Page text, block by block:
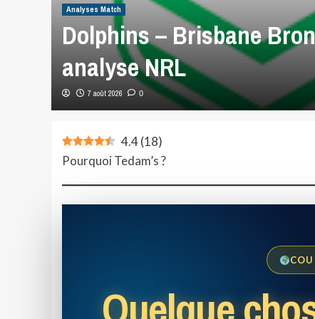
Analyses Match
Dolphins – Brisbane
analyse NRL
7 août 2026 0
4.4 (18)
Pourquoi Tedam’s ?